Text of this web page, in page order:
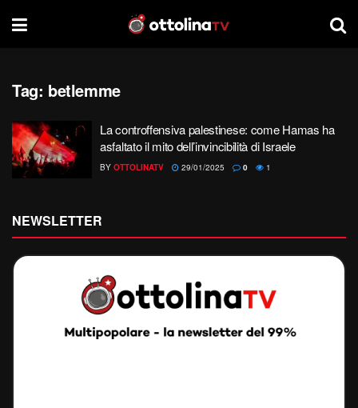
Tag: betlemme
La controffensiva palestinese: come Hamas ha
asfaltato il mito dell’invincibilità di Israele
BY OTTOLINATV 29/01/2025 0 1
NEWSLETTER